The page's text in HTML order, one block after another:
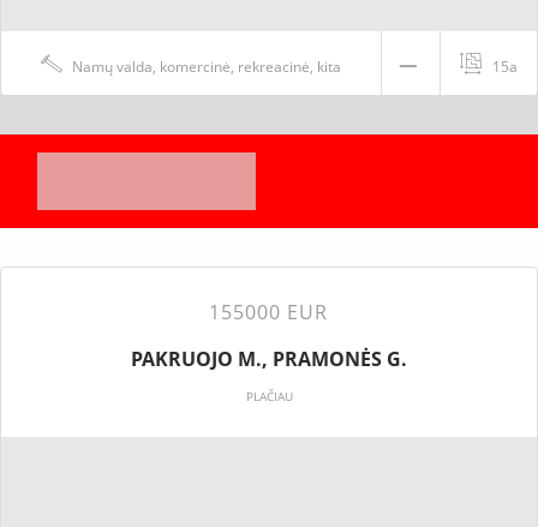
Namų valda, komercinė, rekreacinė, kita 15a
155000 EUR
PAKRUOJO M., PRAMONĖS G.
PLAČIAU